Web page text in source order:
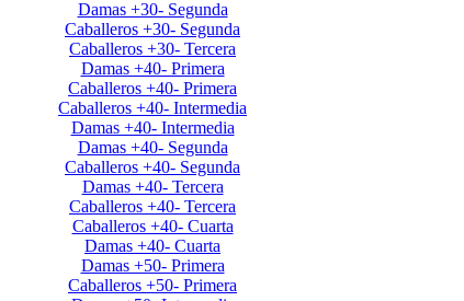
Damas +30- Segunda
Caballeros +30- Segunda
Caballeros +30- Tercera
Damas +40- Primera
Caballeros +40- Primera
Caballeros +40- Intermedia
Damas +40- Intermedia
Damas +40- Segunda
Caballeros +40- Segunda
Damas +40- Tercera
Caballeros +40- Tercera
Caballeros +40- Cuarta
Damas +40- Cuarta
Damas +50- Primera
Caballeros +50- Primera